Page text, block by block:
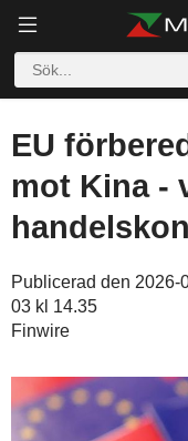
EU
mot Kina -
Publicerad den 2026-
03 kl 14.35
Finwire